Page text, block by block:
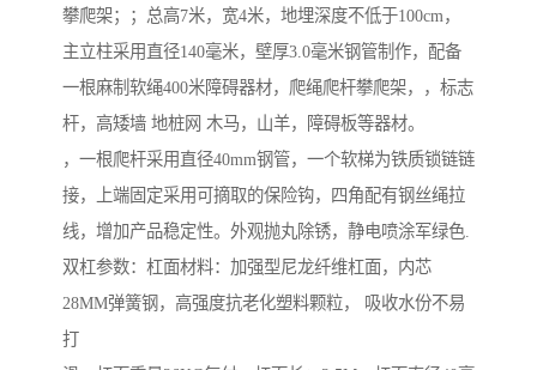
攀爬架；；总高7米，宽4米，地埋深度不低于100cm，
主立柱采用直径140毫米，壁厚3.0毫米钢管制作，配备
一根麻制软绳400米障碍器材，爬绳爬杆攀爬架，，标志
杆，高矮墙 地桩网 木马，山羊，障碍板等器材。
，一根爬杆采用直径40mm钢管，一个软梯为铁质锁链链
接，上端固定采用可摘取的保险钩，四角配有钢丝绳拉
线，增加产品稳定性。外观抛丸除锈，静电喷涂军绿色.
双杠参数：杠面材料：加强型尼龙纤维杠面，内芯
28MM弹簧钢，高强度抗老化塑料颗粒， 吸收水份不易
打